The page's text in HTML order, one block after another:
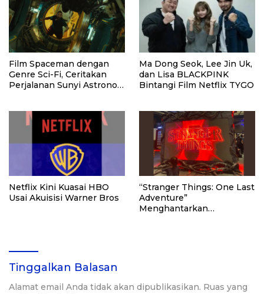
Film Spaceman dengan
Genre Sci-Fi, Ceritakan
Perjalanan Sunyi Astronot
Ma Dong Seok, Lee Jin Uk,
dan Lisa BLACKPINK
Bintangi Film Netflix TYGO
Netflix Kini Kuasai HBO
Usai Akuisisi Warner Bros
“Stranger Things: One Last
Adventure”
Menghantarkan
Tinggalkan Balasan
Alamat email Anda tidak akan dipublikasikan. Ruas yang